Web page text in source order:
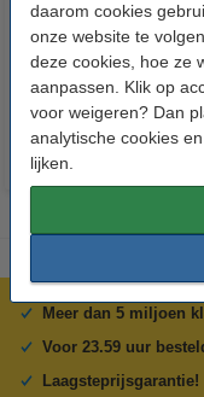
daarom cookies
onze website te
deze cookies, hoe ze
aanpassen. Klik op
voor weigeren? Dan
analytische cookies
lijken.
MN2400 / LR03 alkaline
24 stuks
€ 14,50 € 13,05
Meer dan 5 miljoen
Voor 23.59 uur
Laagsteprijsgarantie!